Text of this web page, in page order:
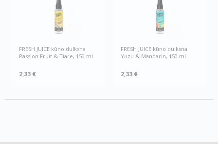
FRESH JUICE kūno dulksna
Passion Fruit & Tiare, 150 ml
2,33 €
FRESH JUICE kūno dulksna
Yuzu & Mandarin, 150 ml
2,33 €